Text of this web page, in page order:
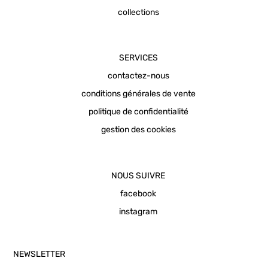
collections
SERVICES
contactez-nous
conditions générales de vente
politique de confidentialité
gestion des cookies
NOUS SUIVRE
facebook
instagram
NEWSLETTER